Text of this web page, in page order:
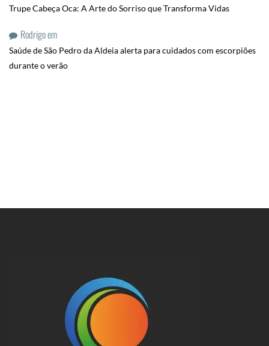
Trupe Cabeça Oca: A Arte do Sorriso que Transforma Vidas
Rodrigoem
Saúde de São Pedro da Aldeia alerta para cuidados com escorpiões
durante o verão